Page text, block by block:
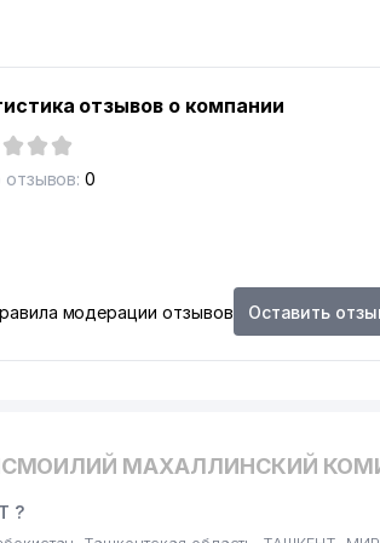
отзывов о компании
отзывов: 0
модерации отзывов Оставить
МАХАЛЛИНСКИЙ
?